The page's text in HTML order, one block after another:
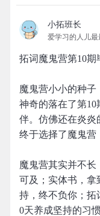
小拓班长
拓词魔鬼营第10期
魔鬼营小小的种子
神奇的落在了第
伴。仿佛还在炎炎
终于选择了魔鬼营
魔鬼营其实并不长
可及；实体书，拿
持，终不负你；拓
0天养成坚持的习